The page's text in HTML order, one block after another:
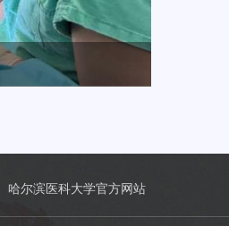
哈尔滨医科大学官方网站